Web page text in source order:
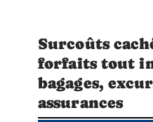
Surcoûts
forfaits tout
bagages,
assurances